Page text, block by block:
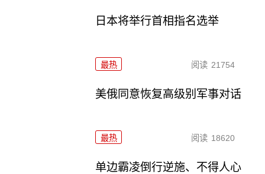
日本将举行首相指名选举
最热 阅读 21754
美俄同意恢复高级别军事对话
最热 阅读 18620
单边霸凌倒行逆施、不得人心